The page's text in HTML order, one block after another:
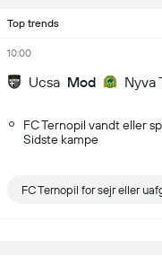
Top trends
10:00
Ucsa Mod Nyva
FC Ternopil vandt eller
Sidste kampe
FC Ternopil for sejr eller